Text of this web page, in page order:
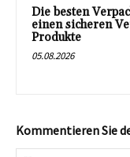
Die besten
einen sicheren
Produkte
05.08.2026
Kommentieren Sie